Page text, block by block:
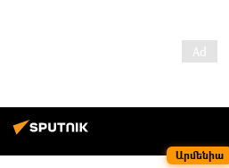
Արմենիա